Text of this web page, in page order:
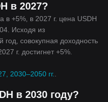
в 2027?
в +5%, в 2027 г. цена USDH
Исходя из
совокупная доходность
г. достигнет +5%.
2030–2050 гг.
в 2030 году?